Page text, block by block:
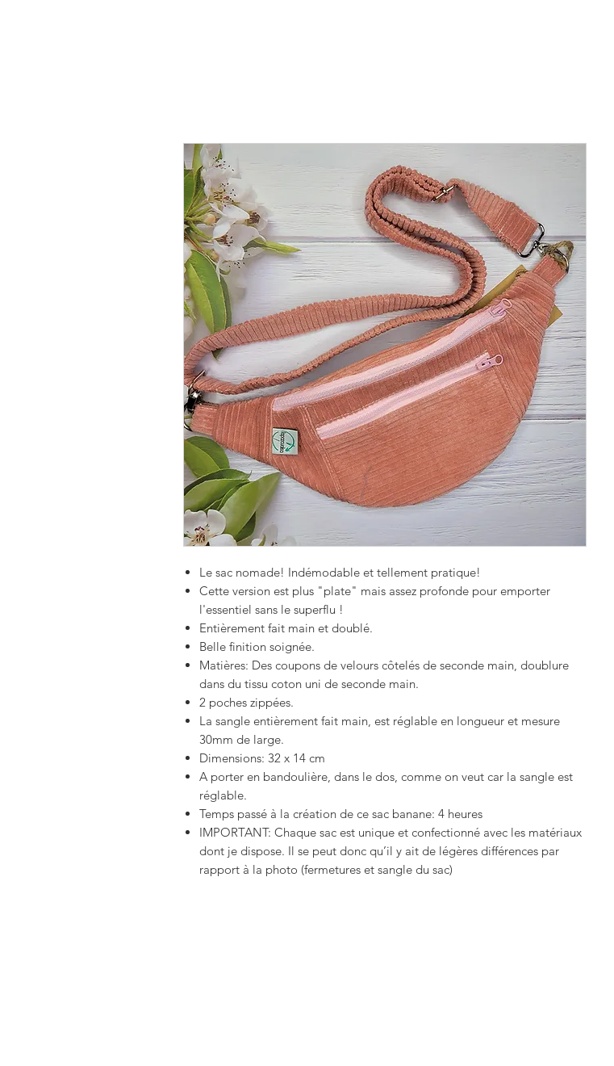
Le sac nomade! Indémodable et tellement pratique!
Cette version est plus "plate" mais assez profonde pour emporter
l'essentiel sans le superflu !
Entièrement fait main et doublé.
Belle finition soignée.
Matières: Des coupons de velours côtelés de seconde main, doublure
dans du tissu coton uni de seconde main.
2 poches zippées.
La sangle entièrement fait main, est réglable en longueur et mesure
30mm de large.
Dimensions: 32 x 14 cm
A porter en bandoulière, dans le dos, comme on veut car la sangle est
réglable.
Temps passé à la création de ce sac banane: 4 heures
IMPORTANT: Chaque sac est unique et confectionné avec les matériaux
dont je dispose. Il se peut donc qu’il y ait de légères différences par
rapport à la photo (fermetures et sangle du sac)